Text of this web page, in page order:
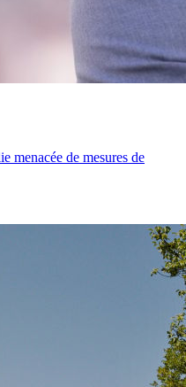
menacée de mesures de